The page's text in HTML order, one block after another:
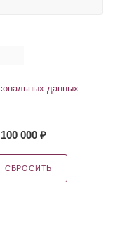
данных
000 ₽
СБРОСИТЬ